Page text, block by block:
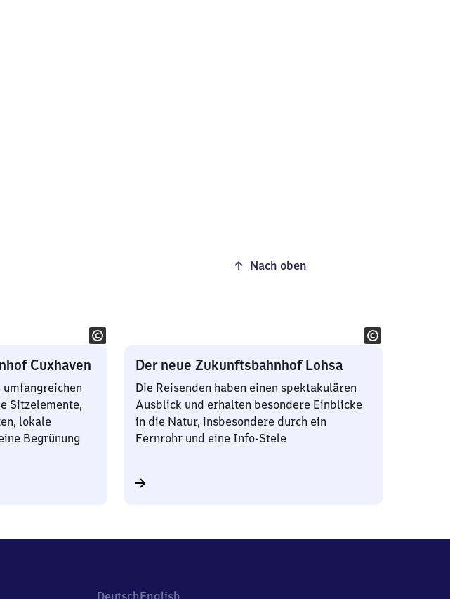
Nach oben
Cuxhaven
umfangreichen
Sitzelemente,
lokale
Begrünung
Der neue Zukunftsbahnhof Lohsa
Die Reisenden haben einen spektakulären
Ausblick und erhalten besondere Einblicke
in die Natur, insbesondere durch ein
Fernrohr und eine Info-Stele
DeutschEnglish